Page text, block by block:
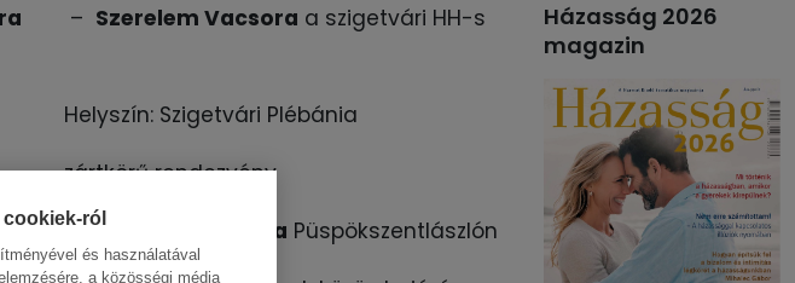
– Szerelem Vacsora a szigetvári HH-s
Helyszín: Szigetvári Plébánia
zártkörű rendezvény
óra
– Házaspárok Útja Püspökszentlászlón
Házasság 2026
magazin
ról
és használatával
a közösségi média